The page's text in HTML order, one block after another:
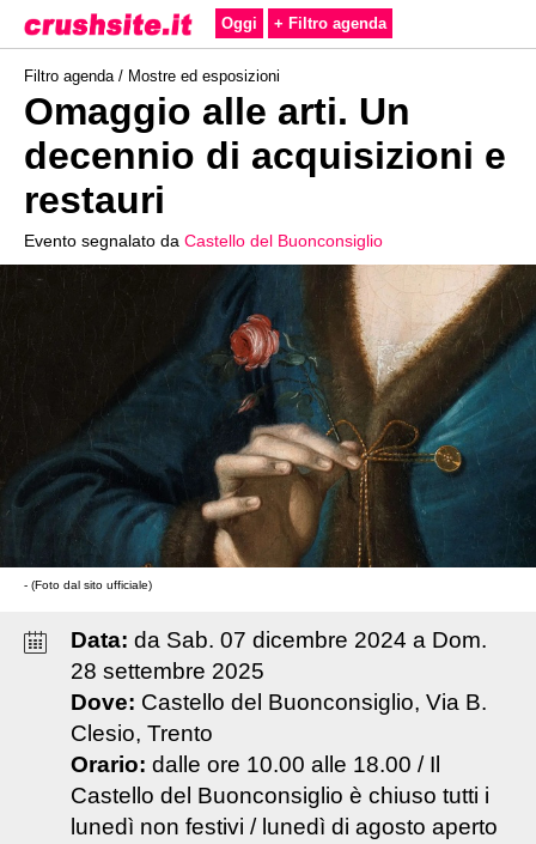
Oggi + Filtro agenda
Filtro agenda / Mostre ed esposizioni
Omaggio alle arti. Un
decennio di acquisizioni e
restauri
Evento segnalato da Castello del Buonconsiglio
- (Foto dal sito ufficiale)
Data: da Sab. 07 dicembre 2024 a Dom.
28 settembre 2025
Dove: Castello del Buonconsiglio, Via B.
Clesio, Trento
Orario: dalle ore 10.00 alle 18.00 / Il
Castello del Buonconsiglio è chiuso tutti i
lunedì non festivi / lunedì di agosto aperto